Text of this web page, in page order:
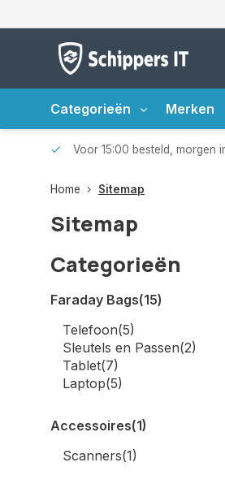
Categorieën Merken
Voor 15:00 besteld, morgen
Home Sitemap
Sitemap
Categorieën
Faraday Bags(15)
Telefoon(5)
Sleutels en Passen(2)
Tablet(7)
Laptop(5)
Accessoires(1)
Scanners(1)